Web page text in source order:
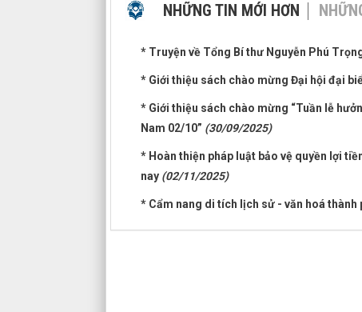
NHỮNG TIN MỚI HƠN
* Truyện về Tổng Bí thư Nguyễn Phú
* Giới thiệu sách chào mừng Đại hội đại
* Giới thiệu sách chào mừng “Tuần lễ
Nam 02/10” (30/09/2025)
* Hoàn thiện pháp luật bảo vệ quyền lợi
nay (02/11/2025)
* Cẩm nang di tích lịch sử - văn hoá thành